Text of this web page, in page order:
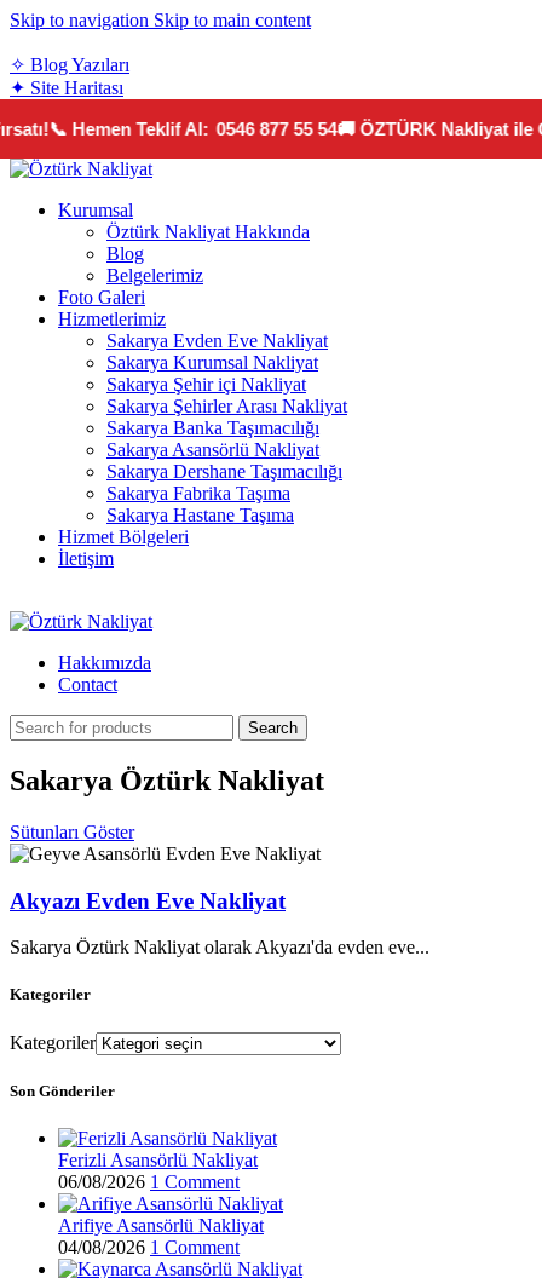
Skip to navigation Skip to main content
✧ Blog Yazıları
✦ Site Haritası
📞 Hemen Teklif Al: 0546 877 55 54🚚 ÖZTÜRK Nakliyat ile
Kurumsal
Öztürk Nakliyat Hakkında
Blog
Belgelerimiz
Foto Galeri
Hizmetlerimiz
Sakarya Evden Eve Nakliyat
Sakarya Kurumsal Nakliyat
Sakarya Şehir içi Nakliyat
Sakarya Şehirler Arası Nakliyat
Sakarya Banka Taşımacılığı
Sakarya Asansörlü Nakliyat
Sakarya Dershane Taşımacılığı
Sakarya Fabrika Taşıma
Sakarya Hastane Taşıma
Hizmet Bölgeleri
İletişim
Hakkımızda
Contact
Search
Sakarya Öztürk Nakliyat
Sütunları Göster
Akyazı Evden Eve Nakliyat
Sakarya Öztürk Nakliyat olarak Akyazı'da evden eve...
Kategoriler
Kategoriler
Son Gönderiler
Ferizli Asansörlü Nakliyat
06/08/2026 1 Comment
Arifiye Asansörlü Nakliyat
04/08/2026 1 Comment